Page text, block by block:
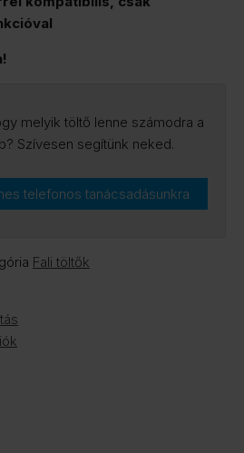
melyik töltő lenne számodra a
Szívesen segítünk neked.
telefonos tanácsadásunkra
Fali töltők